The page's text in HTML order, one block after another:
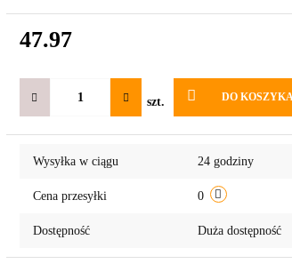
47.97
szt. DO
Wysyłka w ciągu 24 godziny
Cena przesyłki 0
Dostępność Duża dostępność